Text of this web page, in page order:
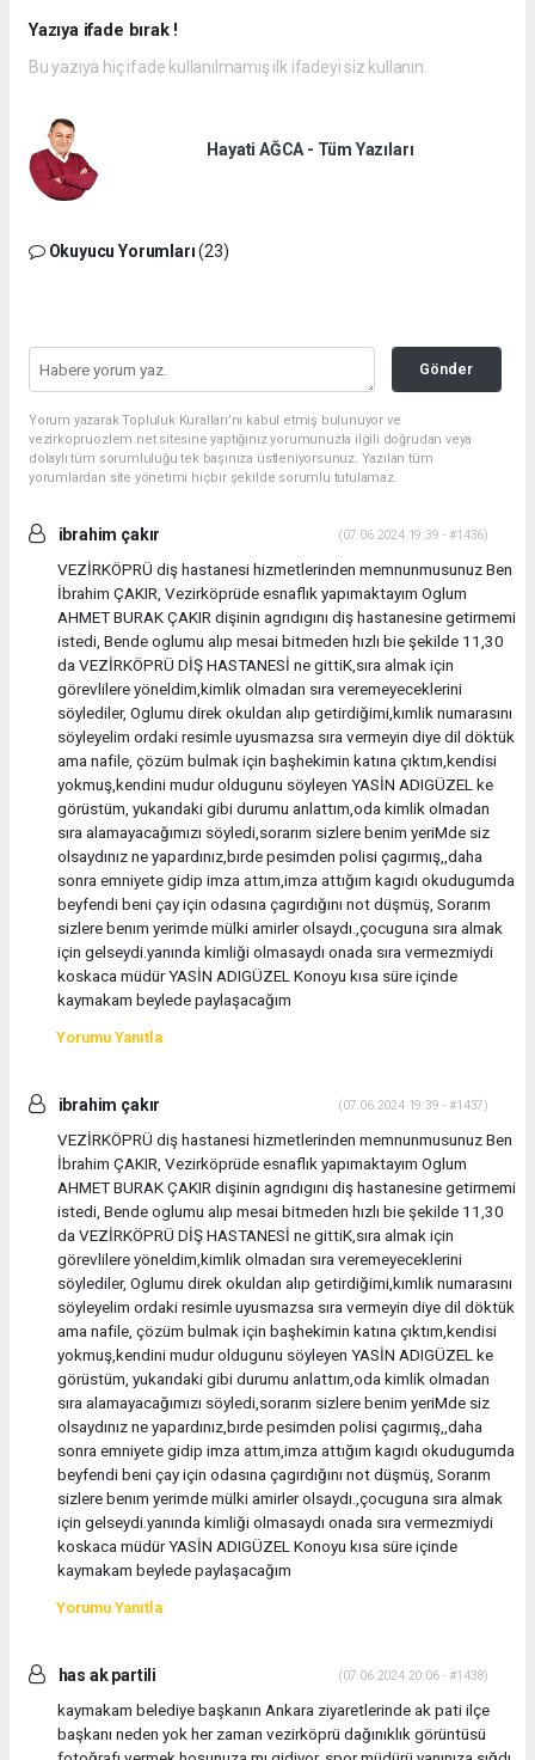
Yazıya ifade bırak !
Bu yazıya hiç ifade kullanılmamış ilk ifadeyi siz kullanın.
Hayati AĞCA - Tüm Yazıları
Okuyucu Yorumları(23)
Gönder
Yorum yazarak Topluluk Kuralları’nı kabul etmiş bulunuyor ve
vezirkopruozlem.net sitesine yaptığınız yorumunuzla ilgili doğrudan veya
dolaylı tüm sorumluluğu tek başınıza üstleniyorsunuz. Yazılan tüm
yorumlardan site yönetimi hiçbir şekilde sorumlu tutulamaz.
ibrahim çakır (07.06.2024 19:39 - #1436)
VEZİRKÖPRÜ diş hastanesi hizmetlerinden memnunmusunuz Ben
İbrahim ÇAKIR, Vezirköprüde esnaflık yapımaktayım Oglum
AHMET BURAK ÇAKIR dişinin agrıdıgını diş hastanesine getirmemi
istedi, Bende oglumu alıp mesai bitmeden hızlı bie şekilde 11,30
da VEZİRKÖPRÜ DİŞ HASTANESİ ne gittiK,sıra almak için
görevlilere yöneldim,kimlik olmadan sıra veremeyeceklerini
söylediler, Oglumu direk okuldan alıp getirdiğimi,kımlik numarasını
söyleyelim ordaki resimle uyusmazsa sıra vermeyin diye dil döktük
ama nafile, çözüm bulmak için başhekimin katına çıktım,kendisi
yokmuş,kendini mudur oldugunu söyleyen YASİN ADIGÜZEL ke
görüstüm, yukarıdaki gibi durumu anlattım,oda kimlik olmadan
sıra alamayacağımızı söyledi,sorarım sizlere benim yeriMde siz
olsaydınız ne yapardınız,bırde pesimden polisi çagırmış,,daha
sonra emniyete gidip imza attım,imza attığım kagıdı okudugumda
beyfendi beni çay için odasına çagırdığını not düşmüş, Sorarım
sizlere benım yerimde mülki amirler olsaydı.,çocuguna sıra almak
için gelseydi.yanında kimliği olmasaydı onada sıra vermezmiydi
koskaca müdür YASİN ADIGÜZEL Konoyu kısa süre içinde
kaymakam beylede paylaşacağım
Yorumu Yanıtla
ibrahim çakır (07.06.2024 19:39 - #1437)
VEZİRKÖPRÜ diş hastanesi hizmetlerinden memnunmusunuz Ben
İbrahim ÇAKIR, Vezirköprüde esnaflık yapımaktayım Oglum
AHMET BURAK ÇAKIR dişinin agrıdıgını diş hastanesine getirmemi
istedi, Bende oglumu alıp mesai bitmeden hızlı bie şekilde 11,30
da VEZİRKÖPRÜ DİŞ HASTANESİ ne gittiK,sıra almak için
görevlilere yöneldim,kimlik olmadan sıra veremeyeceklerini
söylediler, Oglumu direk okuldan alıp getirdiğimi,kımlik numarasını
söyleyelim ordaki resimle uyusmazsa sıra vermeyin diye dil döktük
ama nafile, çözüm bulmak için başhekimin katına çıktım,kendisi
yokmuş,kendini mudur oldugunu söyleyen YASİN ADIGÜZEL ke
görüstüm, yukarıdaki gibi durumu anlattım,oda kimlik olmadan
sıra alamayacağımızı söyledi,sorarım sizlere benim yeriMde siz
olsaydınız ne yapardınız,bırde pesimden polisi çagırmış,,daha
sonra emniyete gidip imza attım,imza attığım kagıdı okudugumda
beyfendi beni çay için odasına çagırdığını not düşmüş, Sorarım
sizlere benım yerimde mülki amirler olsaydı.,çocuguna sıra almak
için gelseydi.yanında kimliği olmasaydı onada sıra vermezmiydi
koskaca müdür YASİN ADIGÜZEL Konoyu kısa süre içinde
kaymakam beylede paylaşacağım
Yorumu Yanıtla
has ak partili (07.06.2024 20:06 - #1438)
kaymakam belediye başkanın Ankara ziyaretlerinde ak pati ilçe
başkanı neden yok her zaman vezirköprü dağınıklık görüntüsü